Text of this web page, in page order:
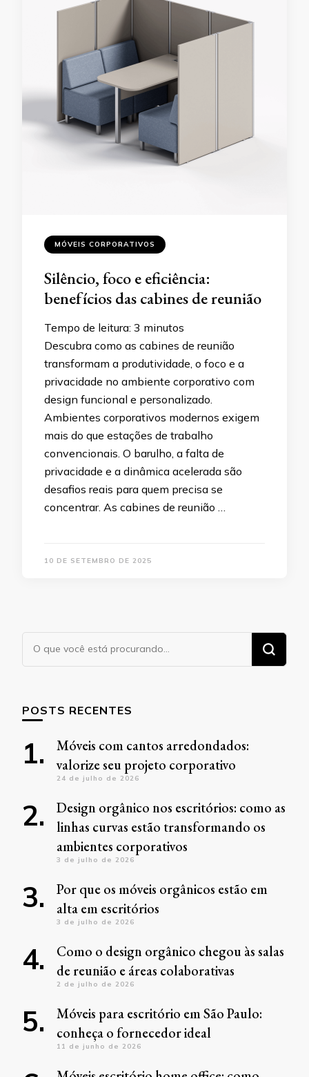
MÓVEIS CORPORATIVOS
Silêncio, foco e eficiência:
benefícios das cabines de reunião
Tempo de leitura: 3 minutos
Descubra como as cabines de reunião
transformam a produtividade, o foco e a
privacidade no ambiente corporativo com
design funcional e personalizado.
Ambientes corporativos modernos exigem
mais do que estações de trabalho
convencionais. O barulho, a falta de
privacidade e a dinâmica acelerada são
desafios reais para quem precisa se
concentrar. As cabines de reunião …
10 DE SETEMBRO DE 2025
Procurando
algo?
POSTS RECENTES
Móveis com cantos arredondados:
valorize seu projeto corporativo
24 de julho de 2026
Design orgânico nos escritórios: como as
linhas curvas estão transformando os
ambientes corporativos
3 de julho de 2026
Por que os móveis orgânicos estão em
alta em escritórios
3 de julho de 2026
Como o design orgânico chegou às salas
de reunião e áreas colaborativas
2 de julho de 2026
Móveis para escritório em São Paulo:
conheça o fornecedor ideal
11 de junho de 2026